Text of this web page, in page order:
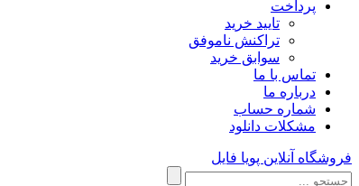
پرداخت
تایید خرید
تراکنش ناموفق
سوابق خرید
تماس با ما
درباره ما
شماره حساب
مشکلات دانلود
فروشگاه آنلاین پویا فایل